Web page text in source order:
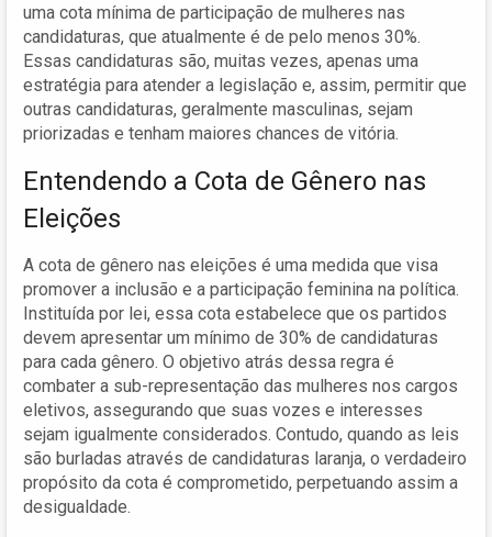
uma cota mínima de participação de mulheres nas
candidaturas, que atualmente é de pelo menos 30%.
Essas candidaturas são, muitas vezes, apenas uma
estratégia para atender a legislação e, assim, permitir que
outras candidaturas, geralmente masculinas, sejam
priorizadas e tenham maiores chances de vitória.
Entendendo a Cota de Gênero nas
Eleições
A cota de gênero nas eleições é uma medida que visa
promover a inclusão e a participação feminina na política.
Instituída por lei, essa cota estabelece que os partidos
devem apresentar um mínimo de 30% de candidaturas
para cada gênero. O objetivo atrás dessa regra é
combater a sub-representação das mulheres nos cargos
eletivos, assegurando que suas vozes e interesses
sejam igualmente considerados. Contudo, quando as leis
são burladas através de candidaturas laranja, o verdadeiro
propósito da cota é comprometido, perpetuando assim a
desigualdade.